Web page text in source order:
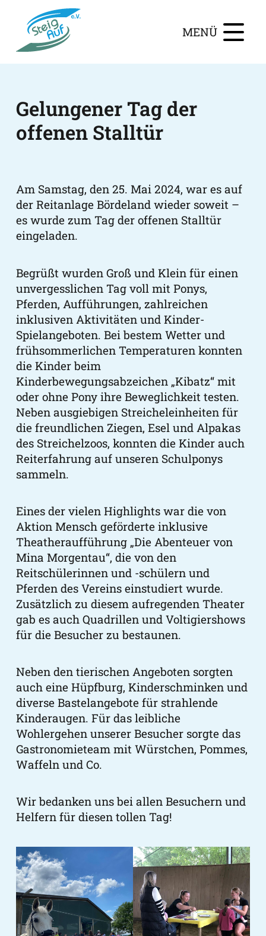
MENÜ
Gelungener Tag der
offenen Stalltür
Am Samstag, den 25. Mai 2024, war es auf
der Reitanlage Bördeland wieder soweit –
es wurde zum Tag der offenen Stalltür
eingeladen.
Begrüßt wurden Groß und Klein für einen
unvergesslichen Tag voll mit Ponys,
Pferden, Aufführungen, zahlreichen
inklusiven Aktivitäten und Kinder-
Spielangeboten. Bei bestem Wetter und
frühsommerlichen Temperaturen konnten
die Kinder beim
Kinderbewegungsabzeichen „Kibatz“ mit
oder ohne Pony ihre Beweglichkeittesten.
Neben ausgiebigen Streicheleinheiten für
die freundlichen Ziegen, Esel und Alpakas
des Streichelzoos, konnten die Kinder auch
Reiterfahrung auf unseren Schulponys
sammeln.
Eines der vielen Highlights war die von
Aktion Mensch geförderte inklusive
Theatheraufführung „Die Abenteuer von
Mina Morgentau“, die von den
Reitschülerinnen und -schülern und
Pferden des Vereins einstudiert wurde.
Zusätzlich zu diesem aufregenden Theater
gab es auch Quadrillen und Voltigiershows
für die Besucher zu bestaunen.
Neben den tierischen Angeboten sorgten
auch eine Hüpfburg, Kinderschminken und
diverse Bastelangebote für strahlende
Kinderaugen. Für das leibliche
Wohlergehen unserer Besucher sorgte das
Gastronomieteam mit Würstchen, Pommes,
Waffeln und Co.
Wir bedanken uns bei allen Besuchern und
Helfern für diesen tollen Tag!